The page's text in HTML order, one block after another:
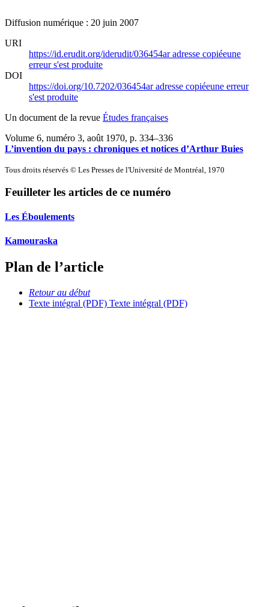
Diffusion numérique : 20 juin 2007
URI
https://id.erudit.org/iderudit/036454aradresse copiéeune
erreur s'est produite
DOI
https://doi.org/10.7202/036454aradresse copiéeune erreur
s'est produite
Un document de la revue Études françaises
Volume 6, numéro 3, août 1970, p. 334–336
L’invention du pays : chroniques et notices d’Arthur Buies
Tous droits réservés © Les Presses de l'Université de Montréal, 1970
Feuilleter les articles de ce numéro
Les Éboulements
Kamouraska
Plan de l’article
Retour au début
Texte intégral (PDF) Texte intégral (PDF)